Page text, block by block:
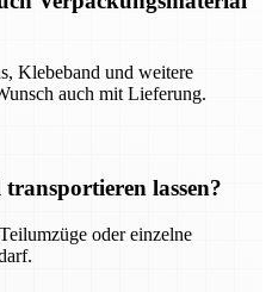
Klebeband und weitere
auch mit Lieferung.
lassen?
oder einzelne